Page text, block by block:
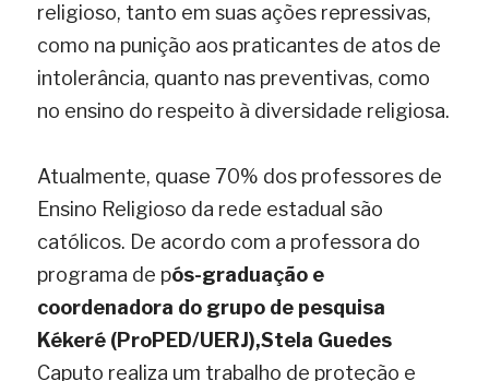
religioso, tanto em suas ações repressivas,
como na punição aos praticantes de atos de
intolerância, quanto nas preventivas, como
no ensino do respeito à diversidade religiosa.
Atualmente, quase 70% dos professores de
Ensino Religioso da rede estadual são
católicos. De acordo com a professora do
programa de pós-graduação e
coordenadora do grupo de pesquisa
Kékeré (ProPED/UERJ),Stela Guedes
Caputo realiza um trabalho de proteção e